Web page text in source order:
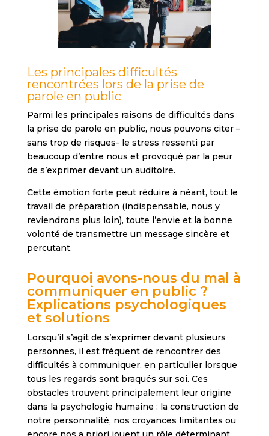
Les principales difficultés
rencontrées lors de la prise de
parole en public
Parmi les principales raisons de difficultés dans
la prise de parole en public, nous pouvons citer –
sans trop de risques- le stress ressenti par
beaucoup d’entre nous et provoqué par la peur
de s’exprimer devant un auditoire.
Cette émotion forte peut réduire à néant, tout le
travail de préparation (indispensable, nous y
reviendrons plus loin), toute l’envie et la bonne
volonté de transmettre un message sincère et
percutant.
Pourquoi avons-nous du mal à
communiquer en public ?
Explications psychologiques
et solutions
Lorsqu’il s’agit de s’exprimer devant plusieurs
personnes, il est fréquent de rencontrer des
difficultés à communiquer, en particulier lorsque
tous les regards sont braqués sur soi. Ces
obstacles trouvent principalement leur origine
dans la psychologie humaine : la construction de
notre personnalité, nos croyances limitantes ou